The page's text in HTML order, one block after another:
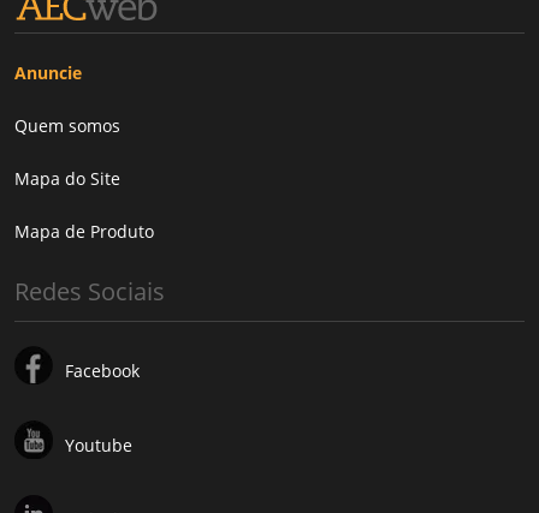
Anuncie
Quem somos
Mapa do Site
Mapa de Produto
Redes Sociais
Facebook
Youtube